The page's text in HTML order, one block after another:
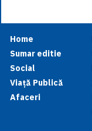
Home
Sumar editie
Social
Viață Publică
Afaceri